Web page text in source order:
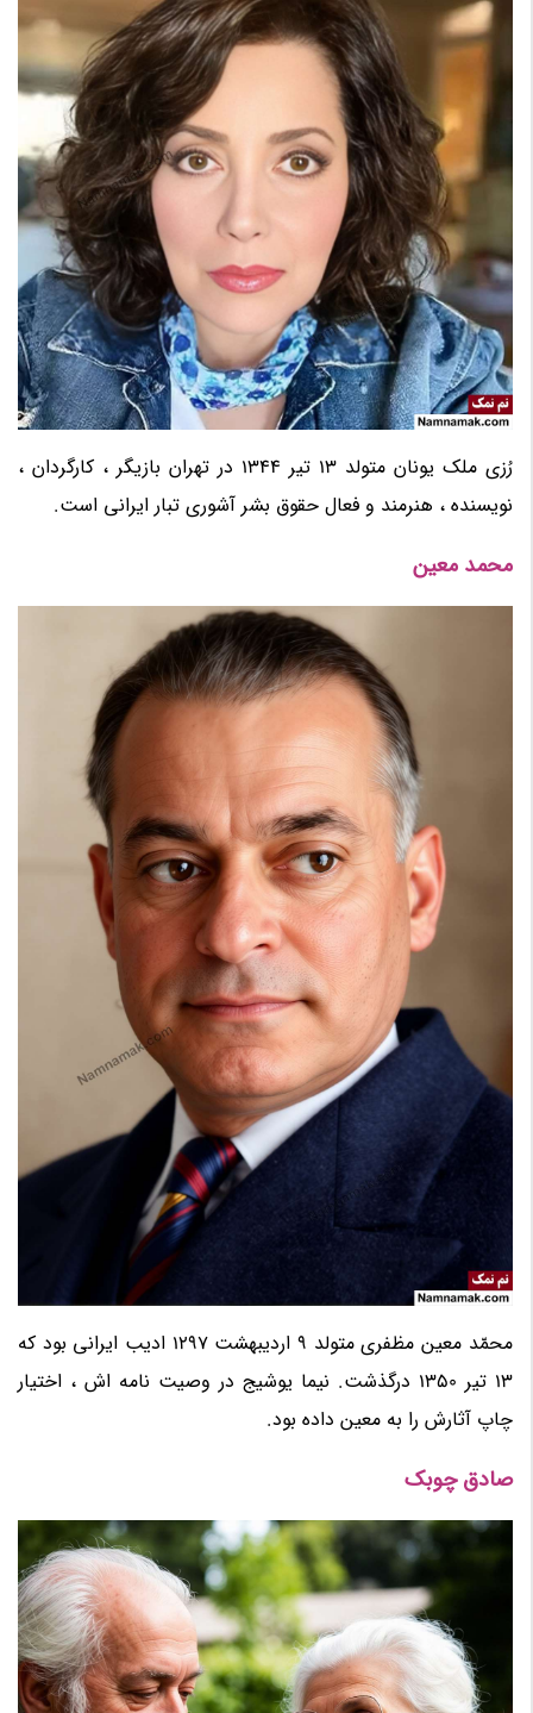
رُزی ملک یونان متولد 13 تیر 1344 در تهران بازیگر ، کارگردان ،
نویسنده ، هنرمند و فعال حقوق بشر آشوری تبار ایرانی است.
محمد معین
محمّد معین مظفری متولد 9 اردیبهشت 1297 ادیب ایرانی بود که
13 تیر 1350 درگذشت. نیما یوشیج در وصیت نامه اش ، اختیار
چاپ آثارش را به معین داده بود.
صادق چوبک